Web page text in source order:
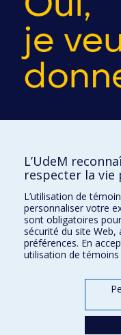
École
3744 Jean-Brillant
Local 260-9
Montréal (Qc) H3T 1P1
L’UdeM
respecter la vie
L’utilisation de
personnaliser votre
sont obligatoires
sécurité du site Web,
préférences. En
utilisation de